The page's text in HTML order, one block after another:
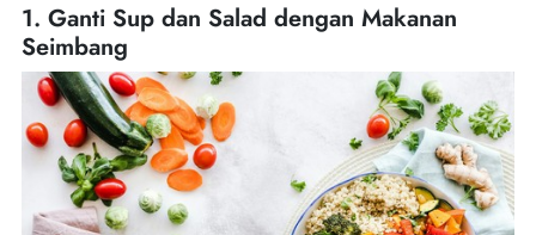
1. Ganti Sup dan Salad dengan Makanan
Seimbang